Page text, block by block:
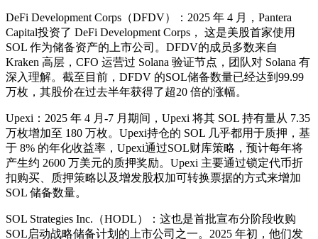
DeFi Development Corps（DFDV）：2025 年 4 月，Pantera
Capital投资了 DeFi Development Corps， 这是美股首家使用
SOL 作为储备资产的上市公司。DFDV的成员多数来自
Kraken 高层，CFO 运营过 Solana 验证节点，团队对 Solana 有
深入理解。截至目前，DFDV 的SOL储备数量已经达到99.99
万枚，其股价在过去半年获得了超20 倍的涨幅。
Upexi：2025 年 4 月-7 月期间，Upexi 将其 SOL 持有量从 7.35
万枚增加至 180 万枚。Upexi持仓的 SOL 几乎都用于质押，基
于 8% 的年化收益率，Upexi通过SOL财库策略，预计每年将
产生约 2600 万美元的质押奖励。Upexi 主要通过锁定代币折
扣购买、质押策略以及增发股权加可转换票据的方式来增加
SOL 储备数量。
SOL Strategies Inc.（HODL）：这也是首批宣布分阶段收购
SOL启动战略储备计划的上市公司之一。2025 年初，他们发